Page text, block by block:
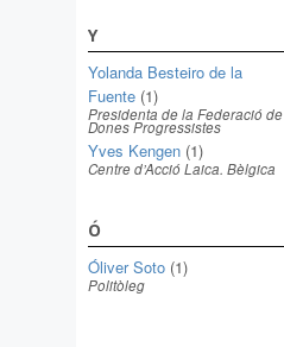
Y
Yolanda Besteiro de la
Fuente (1)
Presidenta de la Federació de
Dones Progressistes
Yves Kengen (1)
Centre d’Acció Laica. Bèlgica
Ó
Óliver Soto (1)
Politòleg